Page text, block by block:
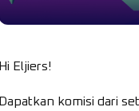
Hi Eljiers!
Dapatkan komisi dari